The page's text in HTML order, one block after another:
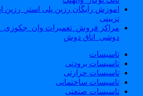
اموزش رایگان رزین پلی استر_رزین
تزیینی
مراکز فروش_تعمیرات
دوشی_اتاق دوش
تاسیسات
تاسیسات برودتی
تاسیسات حرارتی
تاسیسات ساختمانی
تاسیسات صنعتی